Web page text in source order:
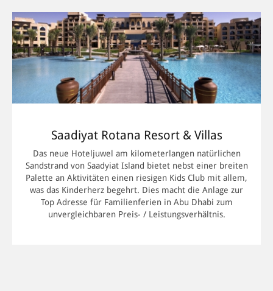
Saadiyat Rotana Resort & Villas
Das neue Hoteljuwel am kilometerlangen natürlichen
Sandstrand von Saadyiat Island bietet nebst einer breiten
Palette an Aktivitäten einen riesigen Kids Club mit allem,
was das Kinderherz begehrt. Dies macht die Anlage zur
Top Adresse für Familienferien in Abu Dhabi zum
unvergleichbaren Preis- / Leistungsverhältnis.